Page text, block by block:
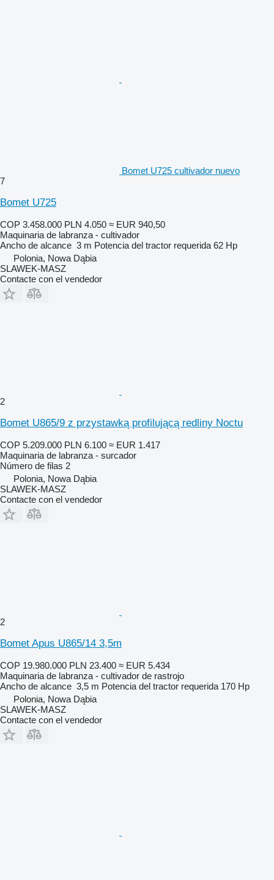
Bomet U725 cultivador nuevo
7
Bomet U725
COP 3.458.000 PLN 4.050 ≈ EUR 940,50
Maquinaria de labranza - cultivador
Ancho de alcance 3 m Potencia del tractor requerida 62 Hp
Polonia, Nowa Dąbia
SLAWEK-MASZ
Contacte con el vendedor
2
Bomet U865/9 z przystawką profilującą redliny Noctu
COP 5.209.000 PLN 6.100 ≈ EUR 1.417
Maquinaria de labranza - surcador
Número de filas 2
Polonia, Nowa Dąbia
SLAWEK-MASZ
Contacte con el vendedor
2
Bomet Apus U865/14 3,5m
COP 19.980.000 PLN 23.400 ≈ EUR 5.434
Maquinaria de labranza - cultivador de rastrojo
Ancho de alcance 3,5 m Potencia del tractor requerida 170 Hp
Polonia, Nowa Dąbia
SLAWEK-MASZ
Contacte con el vendedor